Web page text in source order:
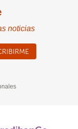
noticias